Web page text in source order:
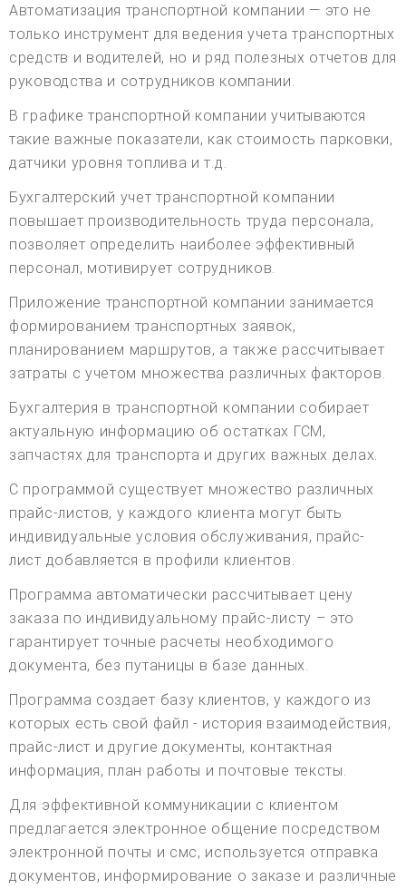
Автоматизация транспортной компании — это не
только инструмент для ведения учета транспортных
средств и водителей, но и ряд полезных отчетов для
руководства и сотрудников компании.
В графике транспортной компании учитываются
такие важные показатели, как стоимость парковки,
датчики уровня топлива и т.д.
Бухгалтерский учет транспортной компании
повышает производительность труда персонала,
позволяет определить наиболее эффективный
персонал, мотивирует сотрудников.
Приложение транспортной компании занимается
формированием транспортных заявок,
планированием маршрутов, а также рассчитывает
затраты с учетом множества различных факторов.
Бухгалтерия в транспортной компании собирает
актуальную информацию об остатках ГСМ,
запчастях для транспорта и других важных делах.
С программой существует множество различных
прайс-листов, у каждого клиента могут быть
индивидуальные условия обслуживания, прайс-
лист добавляется в профили клиентов.
Программа автоматически рассчитывает цену
заказа по индивидуальному прайс-листу – это
гарантирует точные расчеты необходимого
документа, без путаницы в базе данных.
Программа создает базу клиентов, у каждого из
которых есть свой файл - история взаимодействия,
прайс-лист и другие документы, контактная
информация, план работы и почтовые тексты.
Для эффективной коммуникации с клиентом
предлагается электронное общение посредством
электронной почты и смс, используется отправка
документов, информирование о заказе и различные